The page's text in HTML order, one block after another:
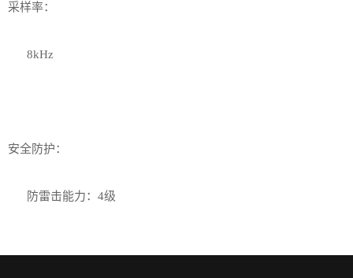
采样率：
8kHz
安全防护：
防雷击能力：4级